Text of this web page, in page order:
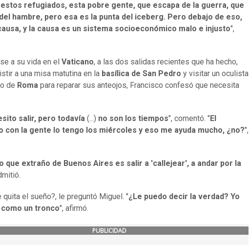
refugiados, esta pobre gente, que escapa de la guerra, que
hambre, pero esa es la punta del iceberg. Pero debajo de eso,
y la causa es un sistema socioeconómico malo e injusto",
a su vida en el Vaticano, a las dos salidas recientes que ha hecho,
a una misa matutina en la basílica de San Pedro y visitar un oculista
de Roma para reparar sus anteojos, Francisco confesó que necesita
salir, pero todavía (...) no son los tiempos", comentó. " El
con la gente lo tengo los miércoles y eso me ayuda mucho, ¿no?",
que extraño de Buenos Aires es salir a 'callejear', a andar por la
quita el sueño?, le preguntó Miguel. "¿Le puedo decir la verdad? Yo
un tronco", afirmó.
PUBLICIDAD